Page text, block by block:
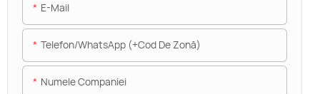
E-Mail
Telefon/WhatsApp (+Cod De Zonă)
Numele Companiei